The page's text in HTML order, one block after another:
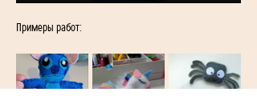
Примеры работ: